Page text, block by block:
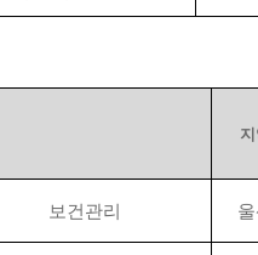
지
보건관리